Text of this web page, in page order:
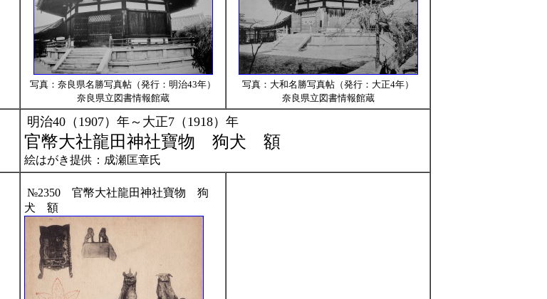
写真：奈良県名勝写真帖（発行：明治43年）
奈良県立図書情報館蔵
写真：大和名勝写真帖（発行：大正4年）
奈良県立図書情報館蔵
明治40（1907）年～大正7（1918）年
官幣大社龍田神社寶物 狗犬 額
絵はがき提供：成瀬匡章氏
№2350 官幣大社龍田神社寶物 狗
犬 額